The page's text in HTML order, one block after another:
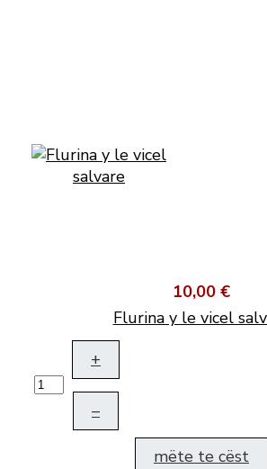
10,00 €
Flurina y le vicel
+
–
mëte te cëst